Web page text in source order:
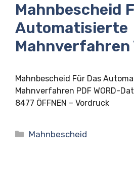
Mahnbescheid
Automatisierte
Mahnbescheid Für Das
Mahnverfahren PDF WORD-
8477 ÖFFNEN – Vordruck
Kategorien
Mahnbescheid